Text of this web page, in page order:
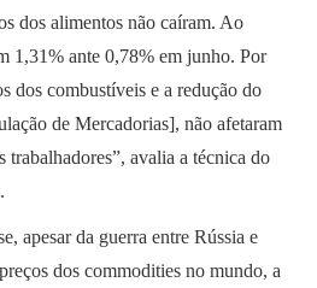
dos alimentos não caíram. Ao
1,31% ante 0,78% em junho. Por
dos combustíveis e a redução do
de Mercadorias], não afetaram
trabalhadores”, avalia a técnica do
apesar da guerra entre Rússia e
dos commodities no mundo, a